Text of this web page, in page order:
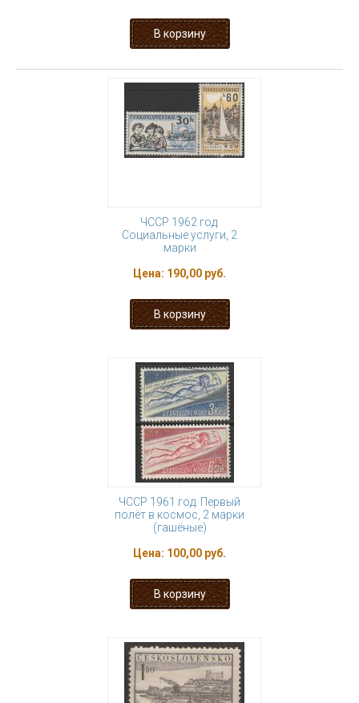
ЧССР 1962 год.
Социальные услуги, 2
марки
Цена: 190,00 руб.
ЧССР 1961 год. Первый
полёт в космос, 2 марки
(гашёные)
Цена: 100,00 руб.